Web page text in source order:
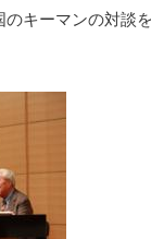
のキーマンの対談